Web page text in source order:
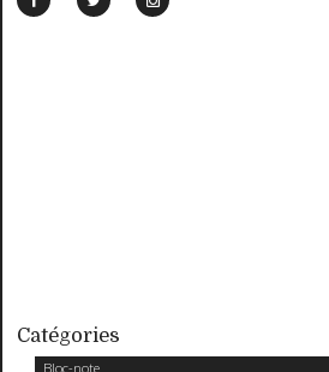
Catégories
Bloc-note